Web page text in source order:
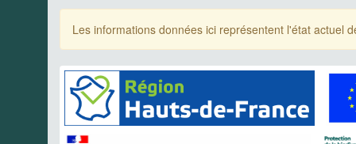
Les informations données ici représentent l'état actuel